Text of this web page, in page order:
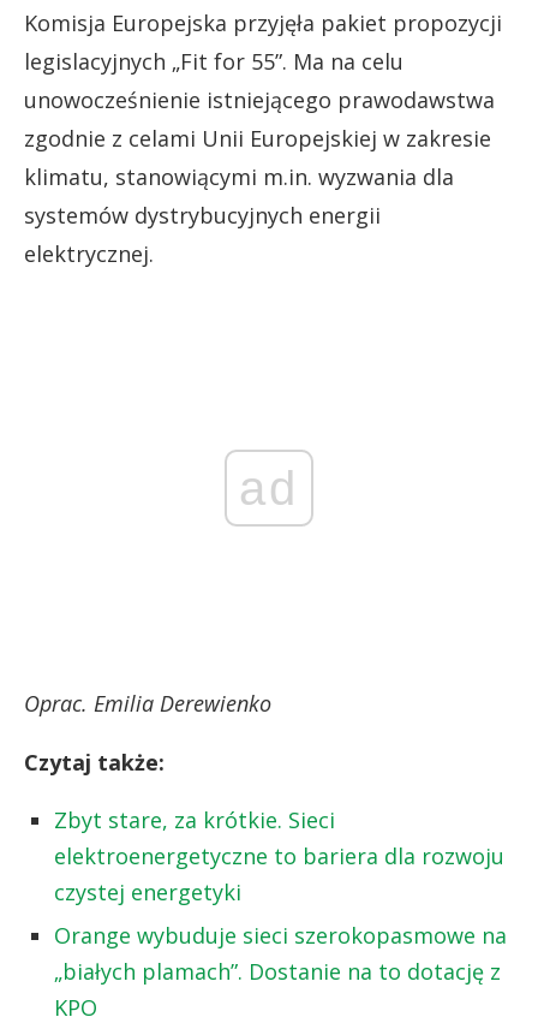
Komisja Europejska przyjęła pakiet propozycji
legislacyjnych „Fit for 55”. Ma na celu
unowocześnienie istniejącego prawodawstwa
zgodnie z celami Unii Europejskiej w zakresie
klimatu, stanowiącymi m.in. wyzwania dla
systemów dystrybucyjnych energii
elektrycznej.
ad
Oprac. Emilia Derewienko
Czytaj także:
Zbyt stare, za krótkie. Sieci
elektroenergetyczne to bariera dla rozwoju
czystej energetyki
Orange wybuduje sieci szerokopasmowe na
„białych plamach”. Dostanie na to dotację z
KPO